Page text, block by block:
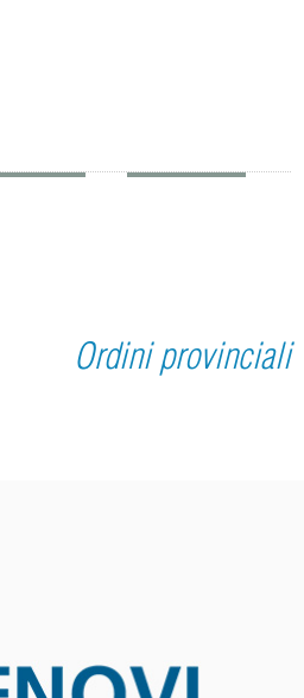
Ordini provinciali